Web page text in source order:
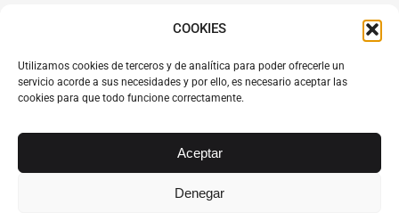
COOKIES
Utilizamos cookies de terceros y de analítica para poder ofrecerle un
servicio acorde a sus necesidades y por ello, es necesario aceptar las
cookies para que todo funcione correctamente.
Aceptar
Denegar
Álvarez Abogados Tenerife:Calle Teobaldo Power Nº 7,
de Tenerife. Islas Canarias.
Somos Abogados especialistas del Derecho desde 1954.
Tenerife Sur .Mejores Abogados Tenerife
Abogados colegiados y ejercientes del ICATF.